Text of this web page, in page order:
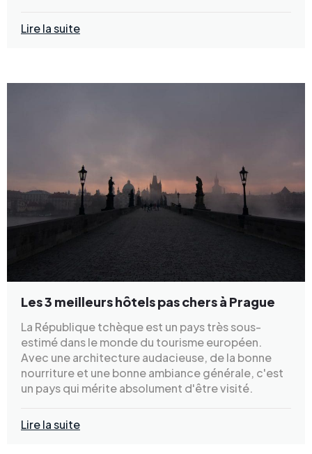
Lire la suite
Les 3 meilleurs hôtels pas chers à Prague
La République tchèque est un pays très sous-
estimé dans le monde du tourisme européen.
Avec une architecture audacieuse, de la bonne
nourriture et une bonne ambiance générale, c'est
un pays qui mérite absolument d'être visité.
Lire la suite